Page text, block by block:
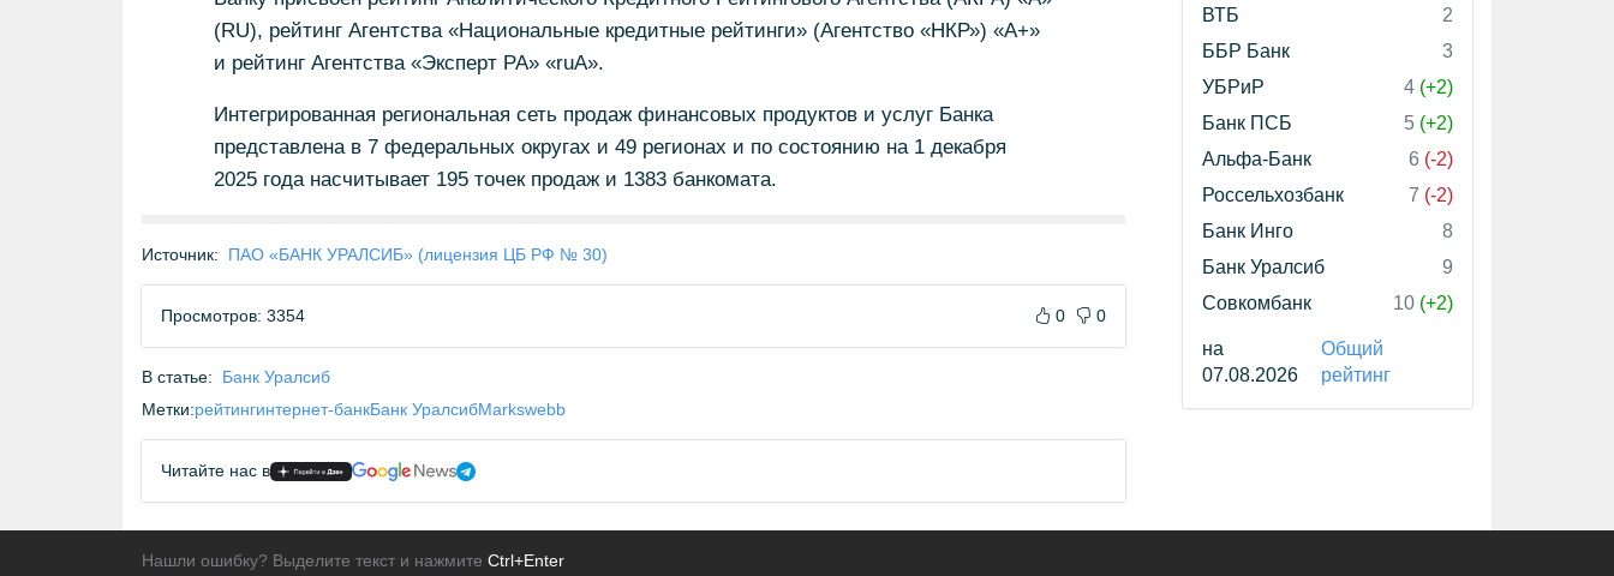
(RU), рейтинг Агентства «Национальные кредитные рейтинги» (Агентство «НКР») «А+»
и рейтинг Агентства «Эксперт РА» «ruА».
Интегрированная региональная сеть продаж финансовых продуктов и услуг Банка
представлена в 7 федеральных округах и 49 регионах и по состоянию на 1 декабря
2025 года насчитывает 195 точек продаж и 1383 банкомата.
Источник: ПАО «БАНК УРАЛСИБ» (лицензия ЦБ РФ № 30)
Просмотров: 3354 0 0
В статье:
Банк Уралсиб
Метки:рейтингинтернет-банкБанк УралсибMarkswebb
Читайте нас в
ВТБ
2
ББР Банк
3
УБРиР
4 (+2)
Банк ПСБ
5 (+2)
Альфа-Банк
6 (-2)
Россельхозбанк
7 (-2)
Банк Инго
8
Банк Уралсиб
9
Совкомбанк
10 (+2)
на
07.08.2026
Общий
рейтинг
Нашли ошибку? Выделите текст и нажмите Ctrl+Enter